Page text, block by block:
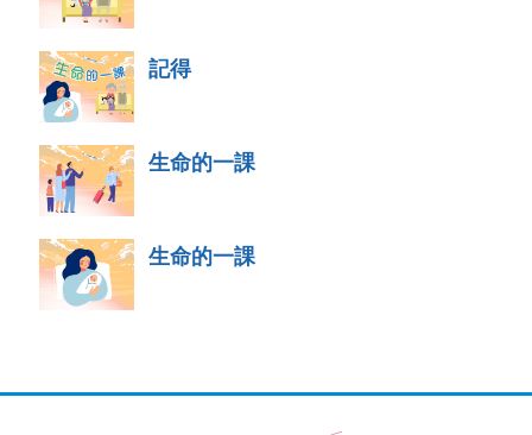
記得
生命的一課
生命的一課